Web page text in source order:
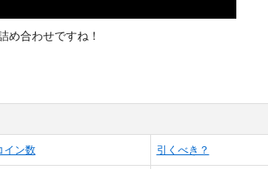
め合わせですね！
イン数 引くべき？